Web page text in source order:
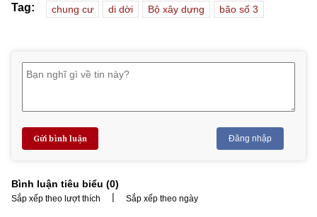
Tag: chung cư di dời Bộ xây dựng bão số 3
Gửi bình luận Đăng nhập
Bình luận tiêu biểu (0)
Sắp xếp theo lượt thích | Sắp xếp theo ngày